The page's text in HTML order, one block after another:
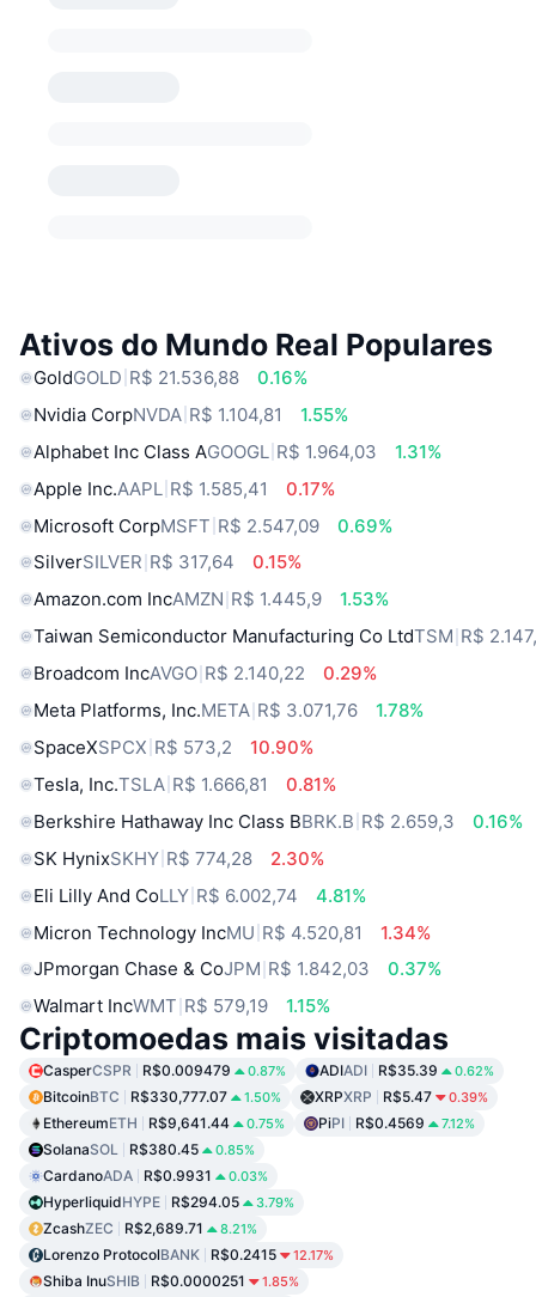
Ativos do Mundo Real Populares
GoldGOLD R$ 21.536,88
0.16%
Nvidia CorpNVDA R$ 1.104,81
1.55%
Alphabet Inc Class AGOOGL R$ 1.964,03
1.31%
Apple Inc.AAPL R$ 1.585,41
0.17%
Microsoft CorpMSFT R$ 2.547,09
0.69%
SilverSILVER R$ 317,64
0.15%
Amazon.com IncAMZN R$ 1.445,9
1.53%
Taiwan Semiconductor Manufacturing Co LtdTSM R$
Broadcom IncAVGO R$ 2.140,22
0.29%
Meta Platforms, Inc.META R$ 3.071,76
1.78%
SpaceXSPCX R$ 573,2
10.90%
Tesla, Inc.TSLA R$ 1.666,81
0.81%
Berkshire Hathaway Inc Class BBRK.B R$ 2.659,3
0.16%
SK HynixSKHY R$ 774,28
2.30%
Eli Lilly And CoLLY R$ 6.002,74
4.81%
Micron Technology IncMU R$ 4.520,81
1.34%
JPmorgan Chase & CoJPM R$ 1.842,03
0.37%
Walmart IncWMT R$ 579,19 1.15%
Criptomoedas mais visitadas
CasperCSPR R$0.009479 0.87% ADIADI R$35.39 0.62%
BitcoinBTC R$330,777.07 1.50% XRPXRP R$5.47 0.39%
EthereumETH R$9,641.44 0.75% PiPI R$0.4569 7.12%
SolanaSOL R$380.45 0.85%
CardanoADA R$0.9931 0.03%
HyperliquidHYPE R$294.05 3.79%
ZcashZEC R$2,689.71 8.21%
Lorenzo ProtocolBANK R$0.2415 12.17%
Shiba InuSHIB R$0.0000251 1.85%